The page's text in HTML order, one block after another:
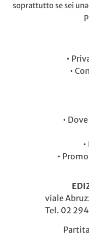
soprattutto se sei
•
•
•
•
•
viale
Tel. 02